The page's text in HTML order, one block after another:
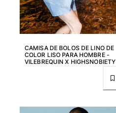
CAMISA DE BOLOS DE LINO DE
COLOR LISO PARA HOMBRE -
VILEBREQUIN X HIGHSNOBIETY